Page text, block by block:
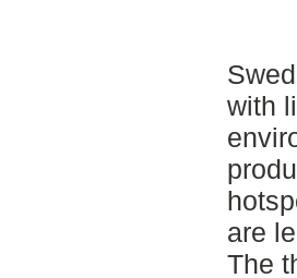
with
are
The